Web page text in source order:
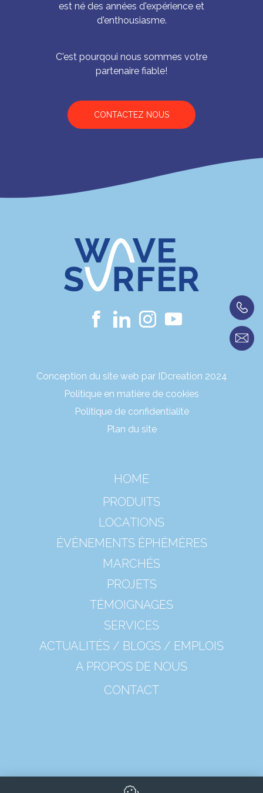
est né des années d'expérience et
d'enthousiasme.
C'est pourqoui nous sommes votre
partenaire fiable!
CONTACTEZ NOUS
Conception du site web par IDcreation 2024
Politique en matière de cookies
Politique de confidentialité
Plan du site
HOME
PRODUITS
LOCATIONS
ÉVÈNEMENTS ÉPHÉMÈRES
MARCHÉS
PROJETS
TÉMOIGNAGES
SERVICES
ACTUALITÉS / BLOGS / EMPLOIS
A PROPOS DE NOUS
CONTACT